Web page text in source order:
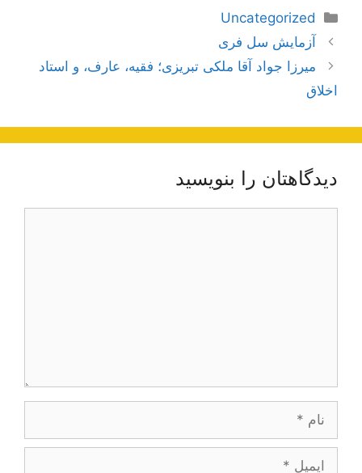
دسته‌ها
Uncategorized
ناوبری
نوشته‌ها
آزمایش سل فری
میرزا جواد آقا ملکی تبریزی؛ فقیه، عارف، و استاد
اخلاق
دیدگاهتان را بنویسید